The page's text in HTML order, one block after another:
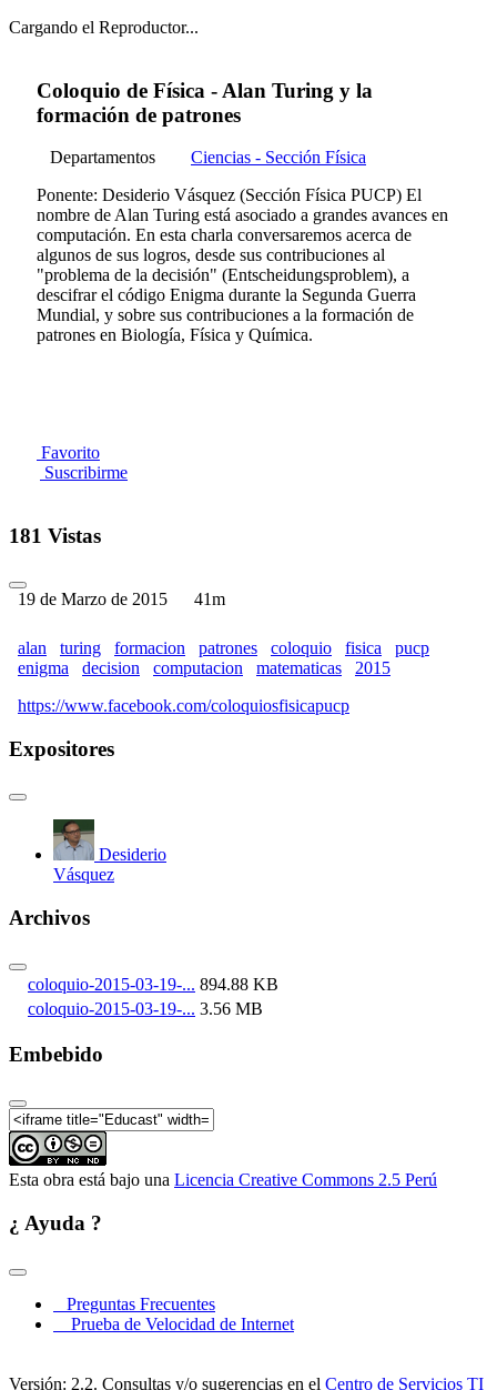
Cargando el Reproductor...
Coloquio de Física - Alan Turing y la
formación de patrones
Departamentos
Ciencias - Sección Física
Ponente: Desiderio Vásquez (Sección Física PUCP) El
nombre de Alan Turing está asociado a grandes avances en
computación. En esta charla conversaremos acerca de
algunos de sus logros, desde sus contribuciones al
"problema de la decisión" (Entscheidungsproblem), a
descifrar el código Enigma durante la Segunda Guerra
Mundial, y sobre sus contribuciones a la formación de
patrones en Biología, Física y Química.
Favorito
Suscribirme
181 Vistas
19 de Marzo de 2015 41m
alan turing formacion patrones coloquio fisica
pucp
enigma
decision computacion matematicas
2015
https://www.facebook.com/coloquiosfisicapucp
Expositores
Desiderio
Vásquez
Archivos
coloquio-2015-03-19-... 894.88 KB
coloquio-2015-03-19-... 3.56 MB
Embebido
Esta obra está bajo una Licencia Creative Commons 2.5 Perú
¿ Ayuda ?
Preguntas Frecuentes
Prueba de Velocidad de Internet
Versión: 2.2. Consultas y/o sugerencias en el Centro de Servicios TI